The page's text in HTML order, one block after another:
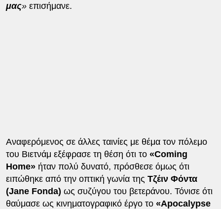
μας»επισήμανε.
Αναφερόμενος σε άλλες ταινίες με θέμα τον πόλεμο
του Βιετνάμ εξέφρασε τη θέση ότι το «Coming
Home»ήταν πολύ δυνατό, πρόσθεσε όμως ότι
ειπώθηκε από την οπτική γωνία της Τζέιν Φόντα
(Jane Fonda) ως συζύγου του βετεράνου. Τόνισε ότι
θαύμασε ως κινηματογραφικό έργο το «Apocalypse